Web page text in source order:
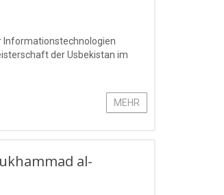
Informationstechnologien
der Usbekistan im
MEHR
al-